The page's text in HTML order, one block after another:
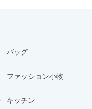
バッグ
ファッション小物
キッチン